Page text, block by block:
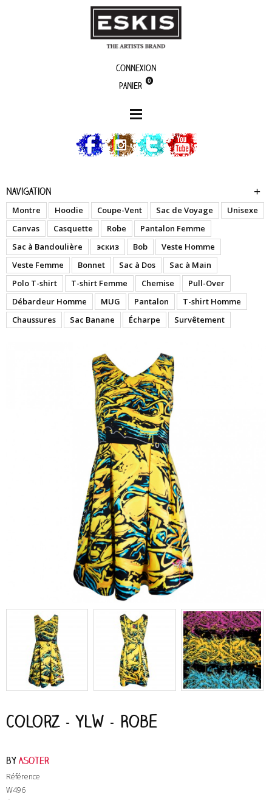
Connexion
Panier
0
boutique
Navigation
Montre Hoodie Coupe-Vent Sac de Voyage
Unisexe
Canvas
Casquette Robe
Pantalon Femme
Sac à Bandoulière
эскиз Bob
Veste Homme
Veste Femme
Bonnet Sac à Dos
Sac à Main
Polo T-shirt
T-shirt Femme Chemise
Pull-Over
Débardeur Homme
MUG Pantalon
T-shirt Homme
Chaussures
Sac Banane Écharpe Survêtement
Colorz - Ylw - Robe
byAsoter
Référence
W496